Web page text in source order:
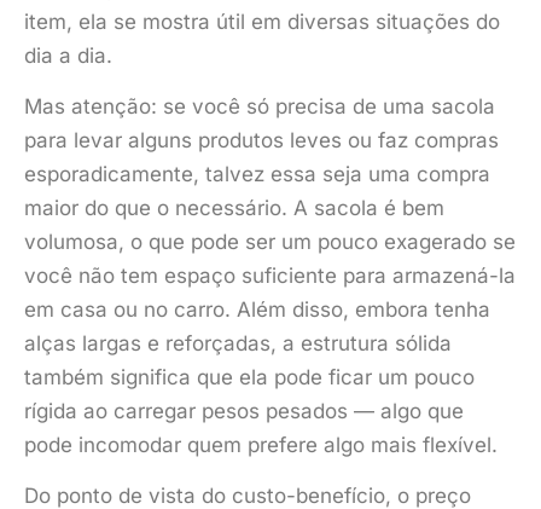
item, ela se mostra útil em diversas situações do
dia a dia.
Mas atenção: se você só precisa de uma sacola
para levar alguns produtos leves ou faz compras
esporadicamente, talvez essa seja uma compra
maior do que o necessário. A sacola é bem
volumosa, o que pode ser um pouco exagerado se
você não tem espaço suficiente para armazená-la
em casa ou no carro. Além disso, embora tenha
alças largas e reforçadas, a estrutura sólida
também significa que ela pode ficar um pouco
rígida ao carregar pesos pesados — algo que
pode incomodar quem prefere algo mais flexível.
Do ponto de vista do custo-benefício, o preço